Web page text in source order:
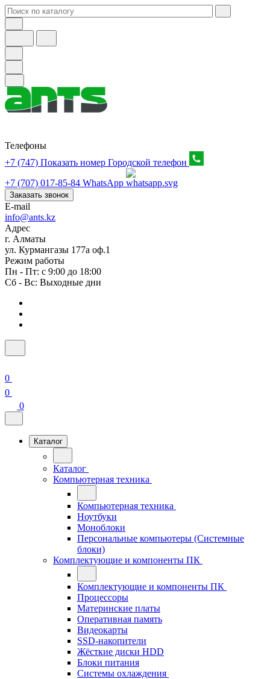
Телефоны
+7 (747) Показать номер Городской телефон
+7 (707) 017-85-84 WhatsApp
Заказать звонок
E-mail
info@ants.kz
Адрес
г. Алматы
ул. Курмангазы 177а оф.1
Режим работы
Пн - Пт: с 9:00 до 18:00
Сб - Вс: Выходные дни
0
0
0
Каталог
Каталог
Компьютерная техника
Компьютерная техника
Ноутбуки
Моноблоки
Персональные компьютеры (Системные
блоки)
Комплектующие и компоненты ПК
Комплектующие и компоненты ПК
Процессоры
Материнские платы
Оперативная память
Видеокарты
SSD-накопители
Жёсткие диски HDD
Блоки питания
Системы охлаждения